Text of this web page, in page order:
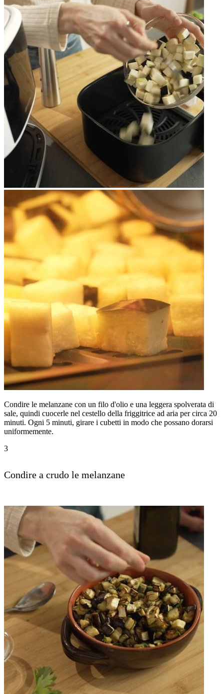
Condire le melanzane con un filo d'olio e una leggera spolverata di
sale, quindi cuocerle nel cestello della friggitrice ad aria per circa 20
minuti. Ogni 5 minuti, girare i cubetti in modo che possano dorarsi
uniformemente.
3
Condire a crudo le melanzane